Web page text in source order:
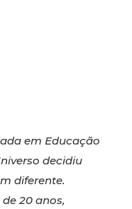
em Educação
decidiu
diferente.
20 anos,